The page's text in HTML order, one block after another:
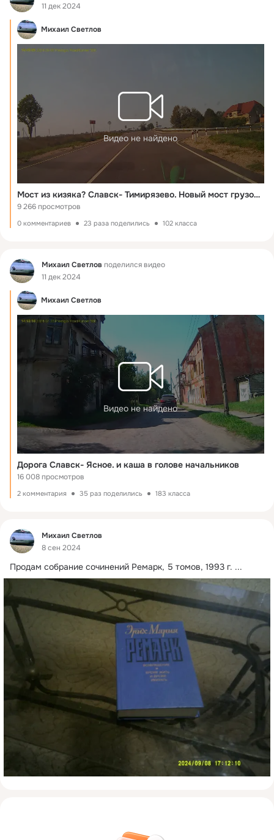
11 дек 2024
Михаил Светлов
Видео не найдено
Мост из кизяка? Славск- Тимирязево. Новый мост грузоподъемностью 4 тонны
9 266 просмотров
0 комментариев 23 раза поделились 102 класса
Фид Михаил Светлов поделился видео
11 дек 2024
Михаил Светлов
Видео не найдено
Дорога Славск- Ясное. и каша в голове начальников
16 008 просмотров
2 комментария 35 раз поделились 183 класса
Фид
Михаил Светлов
8 сен 2024
Продам собрание сочинений Ремарк, 5 томов, 1993 г. ...